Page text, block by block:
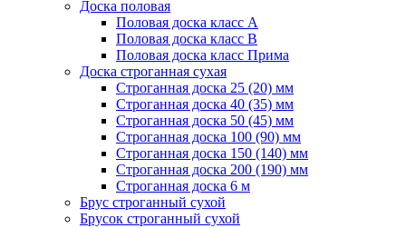
Доска половая
Половая доска класс А
Половая доска класс B
Половая доска класс Прима
Доска строганная сухая
Строганная доска 25 (20) мм
Строганная доска 40 (35) мм
Строганная доска 50 (45) мм
Строганная доска 100 (90) мм
Строганная доска 150 (140) мм
Строганная доска 200 (190) мм
Строганная доска 6 м
Брус строганный сухой
Брусок строганный сухой